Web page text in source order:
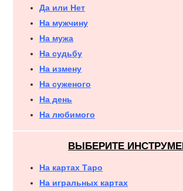
Да или Нет
На мужчину
На мужа
На судьбу
На измену
На суженого
На день
На любимого
ВЫБЕРИТЕ
На картах Таро
На игральных картах